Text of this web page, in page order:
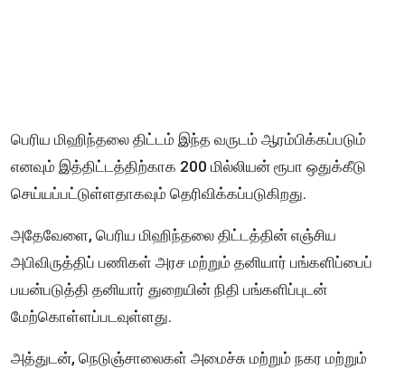
பெரிய மிஹிந்தலை திட்டம் இந்த வருடம் ஆரம்பிக்கப்படும்
எனவும் இத்திட்டத்திற்காக 200 மில்லியன் ரூபா ஒதுக்கீடு
செய்யப்பட்டுள்ளதாகவும் தெரிவிக்கப்படுகிறது.
அதேவேளை, பெரிய மிஹிந்தலை திட்டத்தின் எஞ்சிய
அபிவிருத்திப் பணிகள் அரச மற்றும் தனியார் பங்களிப்பைப்
பயன்படுத்தி தனியார் துறையின் நிதி பங்களிப்புடன்
மேற்கொள்ளப்படவுள்ளது.
அத்துடன், நெடுஞ்சாலைகள் அமைச்சு மற்றும் நகர மற்றும்